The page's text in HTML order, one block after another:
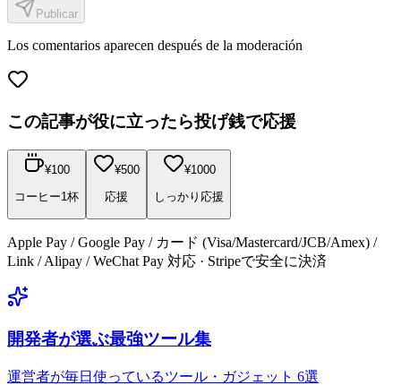
Publicar
Los comentarios aparecen después de la moderación
この記事が役に立ったら投げ銭で応援
¥100
コーヒー1杯
¥500
応援
¥1000
しっかり応援
Apple Pay / Google Pay / カード (Visa/Mastercard/JCB/Amex) /
Link / Alipay / WeChat Pay 対応 · Stripeで安全に決済
開発者が選ぶ最強ツール集
運営者が毎日使っているツール・ガジェット 6選